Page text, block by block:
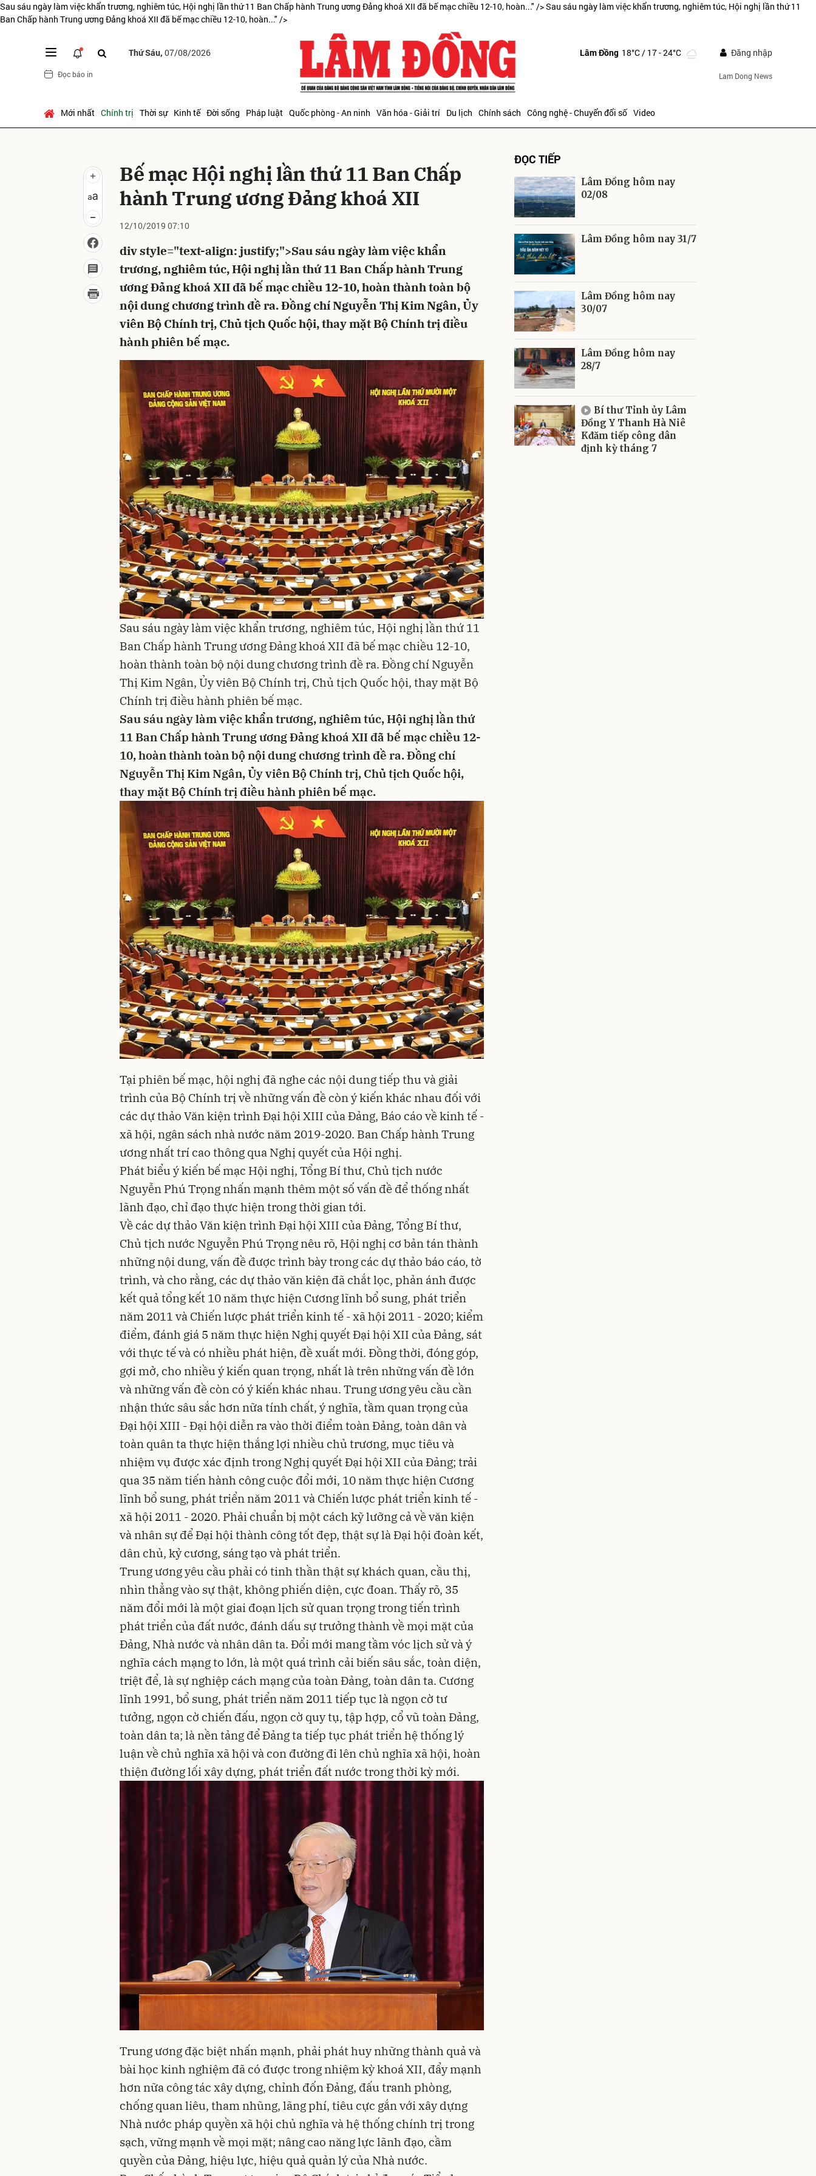
Sau sáu ngày làm việc khẩn trương, nghiêm túc, Hội nghị lần thứ 11 Ban Chấp hành Trung ương Đảng khoá XII đã bế mạc chiều 12-10, hoàn..." />Sau sáu ngày làm việc khẩn trương, nghiêm túc, Hội nghị lần thứ 11
Ban Chấp hành Trung ương Đảng khoá XII đã bế mạc chiều 12-10, hoàn..." />
Thứ Sáu, 07/08/2026
Đọc báo in
Lâm Đồng 18°C/ 17 - 24°C Đăng nhập
Lam Dong News
Mới nhất Chính trị Thời sự Kinh tế Đời sống Pháp luật Quốc phòng - An ninh Văn hóa - Giải trí Du lịch Chính sách Công nghệ - Chuyển đổi số Video
Bế mạc Hội nghị lần thứ 11 Ban Chấp
hành Trung ương Đảng khoá XII
12/10/2019 07:10
div style="text-align: justify;">Sau sáu ngày làm việc khẩn
trương, nghiêm túc, Hội nghị lần thứ 11 Ban Chấp hành Trung
ương Đảng khoá XII đã bế mạc chiều 12-10, hoàn thành toàn bộ
nội dung chương trình đề ra. Đồng chí Nguyễn Thị Kim Ngân, Ủy
viên Bộ Chính trị, Chủ tịch Quốc hội, thay mặt Bộ Chính trị điều
hành phiên bế mạc.
Sau sáu ngày làm việc khẩn trương, nghiêm túc, Hội nghị lần thứ 11
Ban Chấp hành Trung ương Đảng khoá XII đã bế mạc chiều 12-10,
hoàn thành toàn bộ nội dung chương trình đề ra. Đồng chí Nguyễn
Thị Kim Ngân, Ủy viên Bộ Chính trị, Chủ tịch Quốc hội, thay mặt Bộ
Chính trị điều hành phiên bế mạc.
Sau sáu ngày làm việc khẩn trương, nghiêm túc, Hội nghị lần thứ
11 Ban Chấp hành Trung ương Đảng khoá XII đã bế mạc chiều 12-
10, hoàn thành toàn bộ nội dung chương trình đề ra. Đồng chí
Nguyễn Thị Kim Ngân, Ủy viên Bộ Chính trị, Chủ tịch Quốc hội,
thay mặt Bộ Chính trị điều hành phiên bế mạc.
Tại phiên bế mạc, hội nghị đã nghe các nội dung tiếp thu và giải
trình của Bộ Chính trị về những vấn đề còn ý kiến khác nhau đối với
các dự thảo Văn kiện trình Đại hội XIII của Đảng, Báo cáo về kinh tế -
xã hội, ngân sách nhà nước năm 2019-2020. Ban Chấp hành Trung
ương nhất trí cao thông qua Nghị quyết của Hội nghị.
Phát biểu ý kiến bế mạc Hội nghị, Tổng Bí thư, Chủ tịch nước
Nguyễn Phú Trọng nhấn mạnh thêm một số vấn đề để thống nhất
lãnh đạo, chỉ đạo thực hiện trong thời gian tới.
Về các dự thảo Văn kiện trình Đại hội XIII của Đảng, Tổng Bí thư,
Chủ tịch nước Nguyễn Phú Trọng nêu rõ, Hội nghị cơ bản tán thành
những nội dung, vấn đề được trình bày trong các dự thảo báo cáo, tờ
trình, và cho rằng, các dự thảo văn kiện đã chắt lọc, phản ánh được
kết quả tổng kết 10 năm thực hiện Cương lĩnh bổ sung, phát triển
năm 2011 và Chiến lược phát triển kinh tế - xã hội 2011 - 2020; kiểm
điểm, đánh giá 5 năm thực hiện Nghị quyết Đại hội XII của Đảng, sát
với thực tế và có nhiều phát hiện, đề xuất mới. Đồng thời, đóng góp,
gợi mở, cho nhiều ý kiến quan trọng, nhất là trên những vấn đề lớn
và những vấn đề còn có ý kiến khác nhau. Trung ương yêu cầu cần
nhận thức sâu sắc hơn nữa tính chất, ý nghĩa, tầm quan trọng của
Đại hội XIII - Đại hội diễn ra vào thời điểm toàn Đảng, toàn dân và
toàn quân ta thực hiện thắng lợi nhiều chủ trương, mục tiêu và
nhiệm vụ được xác định trong Nghị quyết Đại hội XII của Đảng; trải
qua 35 năm tiến hành công cuộc đổi mới, 10 năm thực hiện Cương
lĩnh bổ sung, phát triển năm 2011 và Chiến lược phát triển kinh tế -
xã hội 2011 - 2020. Phải chuẩn bị một cách kỹ lưỡng cả về văn kiện
và nhân sự để Đại hội thành công tốt đẹp, thật sự là Đại hội đoàn kết,
dân chủ, kỷ cương, sáng tạo và phát triển.
Trung ương yêu cầu phải có tinh thần thật sự khách quan, cầu thị,
nhìn thẳng vào sự thật, không phiến diện, cực đoan. Thấy rõ, 35
năm đổi mới là một giai đoạn lịch sử quan trọng trong tiến trình
phát triển của đất nước, đánh dấu sự trưởng thành về mọi mặt của
Đảng, Nhà nước và nhân dân ta. Đổi mới mang tầm vóc lịch sử và ý
nghĩa cách mạng to lớn, là một quá trình cải biến sâu sắc, toàn diện,
triệt để, là sự nghiệp cách mạng của toàn Đảng, toàn dân ta. Cương
lĩnh 1991, bổ sung, phát triển năm 2011 tiếp tục là ngọn cờ tư
tưởng, ngọn cờ chiến đấu, ngọn cờ quy tụ, tập hợp, cổ vũ toàn Đảng,
toàn dân ta; là nền tảng để Đảng ta tiếp tục phát triển hệ thống lý
luận về chủ nghĩa xã hội và con đường đi lên chủ nghĩa xã hội, hoàn
thiện đường lối xây dựng, phát triển đất nước trong thời kỳ mới.
Trung ương đặc biệt nhấn mạnh, phải phát huy những thành quả và
bài học kinh nghiệm đã có được trong nhiệm kỳ khoá XII, đẩy mạnh
hơn nữa công tác xây dựng, chỉnh đốn Đảng, đấu tranh phòng,
chống quan liêu, tham nhũng, lãng phí, tiêu cực gắn với xây dựng
Nhà nước pháp quyền xã hội chủ nghĩa và hệ thống chính trị trong
sạch, vững mạnh về mọi mặt; nâng cao năng lực lãnh đạo, cầm
quyền của Đảng, hiệu lực, hiệu quả quản lý của Nhà nước.
ĐỌC TIẾP
Lâm Đồng hôm nay
02/08
Lâm Đồng hôm nay 31/7
Lâm Đồng hôm nay
30/07
Lâm Đồng hôm nay
28/7
Bí thư Tỉnh ủy Lâm
Đồng Y Thanh Hà Niê
Kđăm tiếp công dân
định kỳ tháng 7
Gửi bình luận
Gửi